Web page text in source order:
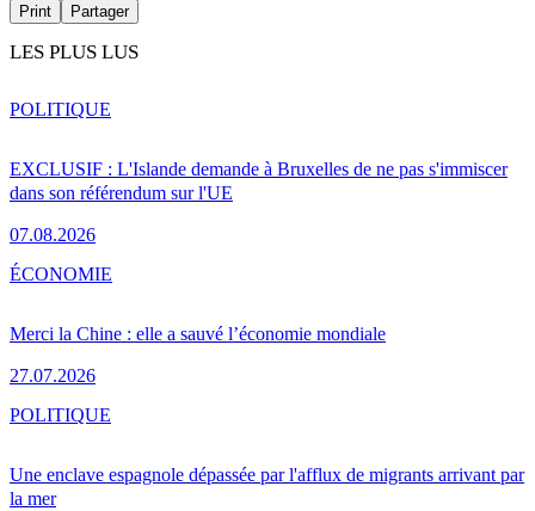
Print Partager
LES PLUS LUS
EXCLUSIF : L'Islande demande à Bruxelles de ne pas s'immiscer
dans son référendum sur l'UE
07.08.2026
POLITIQUE
Merci la Chine : elle a sauvé l’économie mondiale
27.07.2026
ÉCONOMIE
Une enclave espagnole dépassée par l'afflux de migrants arrivant par
la mer
POLITIQUE